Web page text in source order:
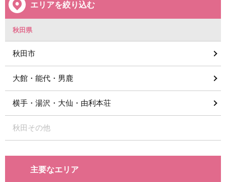
エリアを絞り込む
秋田県
秋田市
大館・能代・男鹿
横手・湯沢・大仙・由利本荘
秋田その他
主要なエリア